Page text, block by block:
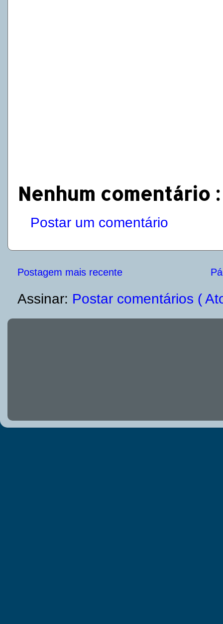
Nenhum comentário :
Postar um comentário
Postagem mais recente
Assinar: Postar comentários (